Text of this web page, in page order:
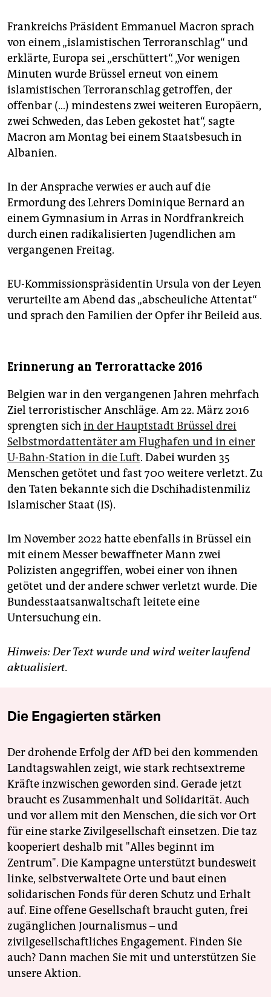
Frankreichs Präsident Emmanuel Macron sprach
von einem „islamistischen Terroranschlag“ und
erklärte, Europa sei „erschüttert“. „Vor wenigen
Minuten wurde Brüssel erneut von einem
islamistischen Terroranschlag getroffen, der
offenbar (…) mindestens zwei weiteren Europäern,
zwei Schweden, das Leben gekostet hat“, sagte
Macron am Montag bei einem Staatsbesuch in
Albanien.
In der Ansprache verwies er auch auf die
Ermordung des Lehrers Dominique Bernard an
einem Gymnasium in Arras in Nordfrankreich
durch einen radikalisierten Jugendlichen am
vergangenen Freitag.
EU-Kommissionspräsidentin Ursula von der Leyen
verurteilte am Abend das „abscheuliche Attentat“
und sprach den Familien der Opfer ihr Beileid aus.
Erinnerung an Terrorattacke 2016
Belgien war in den vergangenen Jahren mehrfach
Ziel terroristischer Anschläge. Am 22. März 2016
sprengten sichin der Hauptstadt Brüssel drei
Selbstmordattentäter am Flughafen und in einer
U-Bahn-Station in die Luft. Dabei wurden 35
Menschen getötet und fast 700 weitere verletzt. Zu
den Taten bekannte sich die Dschihadistenmiliz
Islamischer Staat (IS).
Im November 2022 hatte ebenfalls in Brüssel ein
mit einem Messer bewaffneter Mann zwei
Polizisten angegriffen, wobei einer von ihnen
getötet und der andere schwer verletzt wurde. Die
Bundesstaatsanwaltschaft leitete eine
Untersuchung ein.
Hinweis: Der Text wurde und wird weiter laufend
aktualisiert.
Die Engagierten stärken
Der drohende Erfolg der AfD bei den kommenden
Landtagswahlen zeigt, wie stark rechtsextreme
Kräfte inzwischen geworden sind. Gerade jetzt
braucht es Zusammenhalt und Solidarität. Auch
und vor allem mit den Menschen, die sich vor Ort
für eine starke Zivilgesellschaft einsetzen. Die taz
kooperiert deshalb mit "Alles beginnt im
Zentrum". Die Kampagne unterstützt bundesweit
linke, selbstverwaltete Orte und baut einen
solidarischen Fonds für deren Schutz und Erhalt
auf. Eine offene Gesellschaft braucht guten, frei
zugänglichen Journalismus – und
zivilgesellschaftliches Engagement. Finden Sie
auch? Dann machen Sie mit und unterstützen Sie
unsere Aktion.